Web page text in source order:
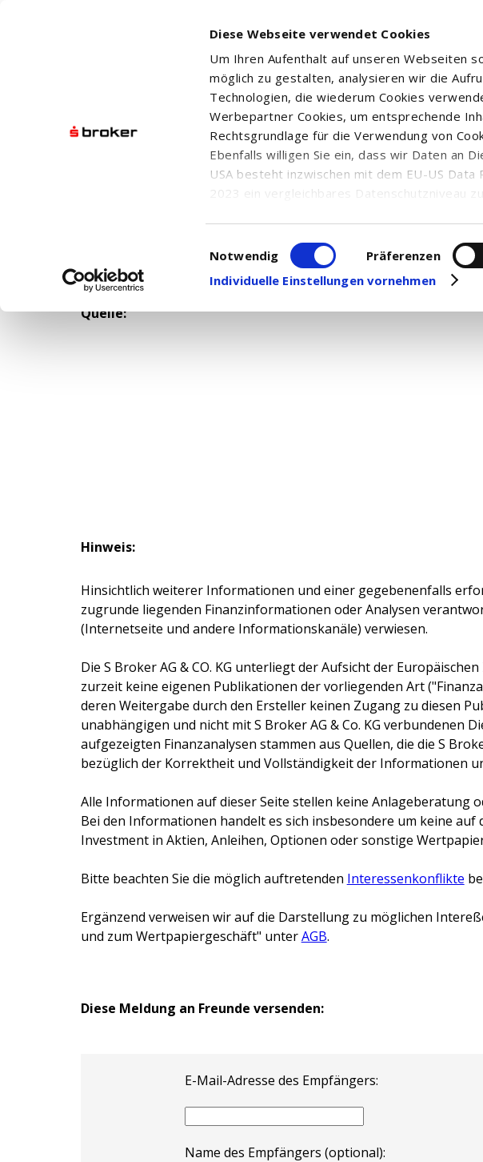
Diese Webseite verwendet Cookies
Um Ihren Aufenthalt auf unseren Webseiten
möglich zu gestalten, analysieren wir die
Technologien, die wiederum Cookies
Werbepartner Cookies, um entsprechende
Rechtsgrundlage für die Verwendung von
Ebenfalls willigen Sie ein, dass wir Daten an
USA besteht inzwischen mit dem EU-US Data
2023 ein vergleichbares Datenschutzniveau
in den USA, finden Sie auf unserer Seite zum
Einwilligung auch jederzeit widerrufen oder
Einwilligungsauswahl
Notwendig Präferenzen
Individuelle Einstellungen vornehmen
Quelle:
Hinweis:
Hinsichtlich weiterer Informationen und einer gegebenenfalls
zugrunde liegenden Finanzinformationen oder Analysen
(Internetseite und andere Informationskanäle) verwiesen.
Die S Broker AG & CO. KG unterliegt der Aufsicht der
zurzeit keine eigenen Publikationen der vorliegenden Art
deren Weitergabe durch den Ersteller keinen Zugang zu diesen
unabhängigen und nicht mitS Broker AG & Co. KG verbundenen
aufgezeigten Finanzanalysen stammen aus Quellen, die die S
bezüglich der Korrektheit und Vollständigkeit der Informationen
Alle Informationen auf dieser Seite stellen keine Anlageberatung
Bei den Informationen handelt es sich insbesondere um keine
Investment in Aktien, Anleihen, Optionen oder sonstige
Bitte beachten Sie die möglich auftretenden Interessenkonflikte
Ergänzend verweisen wir auf die Darstellung zu möglichen
und zum Wertpapiergeschäft" unterAGB.
Diese Meldung an Freunde versenden:
E-Mail-Adresse des Empfängers:
Name des Empfängers (optional):